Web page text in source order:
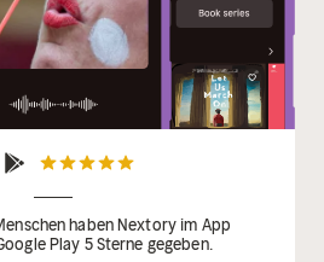
haben Nextory im App
Play 5 Sterne gegeben.